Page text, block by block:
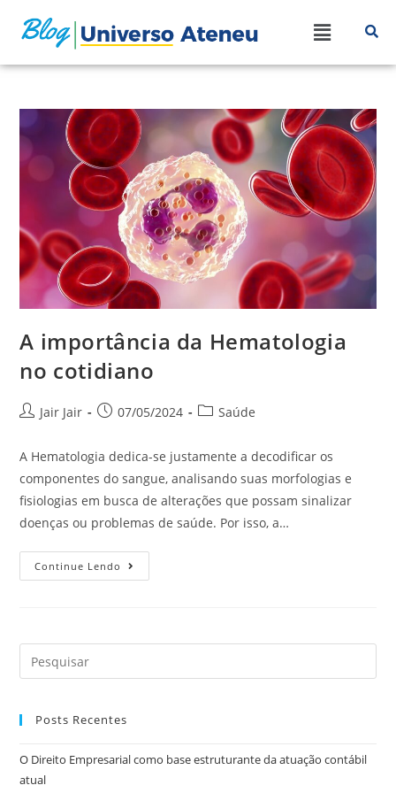
A importância da Hematologia
no cotidiano
Jair Jair 07/05/2024 Saúde
A Hematologia dedica-se justamente a decodificar os
componentes do sangue, analisando suas morfologias e
fisiologias em busca de alterações que possam sinalizar
doenças ou problemas de saúde. Por isso, a…
Continue Lendo
Posts Recentes
O Direito Empresarial como base estruturante da atuação contábil
atual